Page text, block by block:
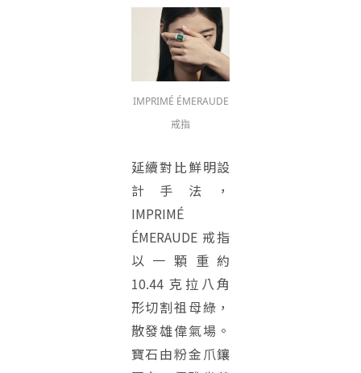
IMPRIMÉ ÉMERAUDE
戒指
延續對比鮮明設
計手法，
IMPRIMÉ
ÉMERAUDE 戒指
以一顆重約
10.44 克拉八角
形切割祖母綠，
散發雄偉氣場。
寶石由粉金爪鑲